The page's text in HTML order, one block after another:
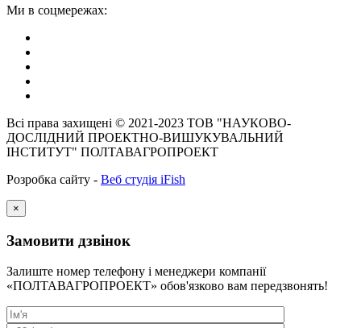
Ми в соцмережах:
Всі права захищені © 2021-2023 ТОВ "НАУКОВО-
ДОСЛІДНИЙ ПРОЕКТНО-ВИШУКУВАЛЬНИЙ
ІНСТИТУТ" ПОЛТАВАГРОПРОЕКТ
Розробка сайту - Веб студія iFish
×
Замовити дзвінок
Залиште номер телефону і менеджери компанії
«ПОЛТАВАГРОПРОЕКТ» обов'язково вам передзвонять!